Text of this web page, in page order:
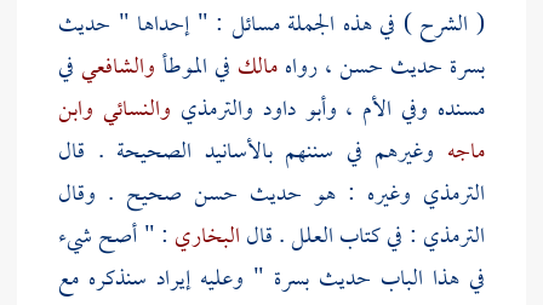
( الشرح ) في هذه الجملة مسائل : " إحداها " حديث
بسرة حديث حسن ، رواهمالك في الموطأوالشافعيفي
مسنده وفي الأم ، وأبو داود والترمذي والنسائي وابن
ماجه وغيرهم في سننهم بالأسانيد الصحيحة . قال
الترمذي وغيره : هو حديث حسن صحيح . وقال
الترمذي : في كتاب العلل . قالالبخاري : " أصح شيء
في هذا الباب حديثبسرة " وعليه إيراد سنذكره مع